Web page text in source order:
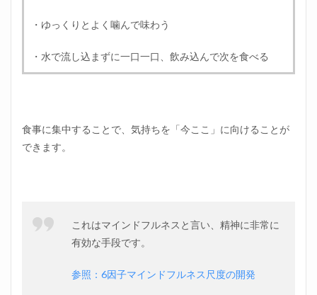
・ゆっくりとよく噛んで味わう
・水で流し込まずに一口一口、飲み込んで次を食べる
食事に集中することで、気持ちを「今ここ」に向けることが
できます。
これはマインドフルネスと言い、精神に非常に
有効な手段です。
参照：6因子マインドフルネス尺度の開発